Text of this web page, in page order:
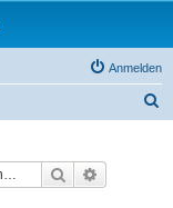
Anmelden
Suche